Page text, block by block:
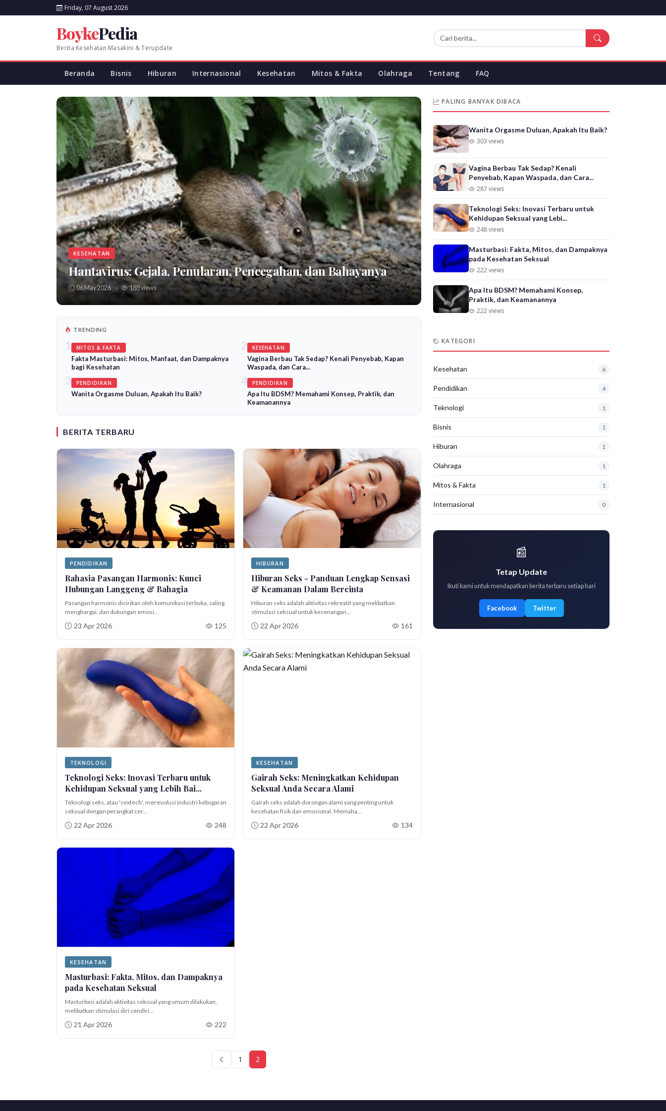
Friday, 07 August 2026
BoykePedia
Berita Kesehatan Masakini & Terupdate
Beranda Bisnis Hiburan Internasional Kesehatan Mitos & Fakta Olahraga Tentang FAQ
KESEHATAN
Hantavirus: Gejala, Penularan, Pencegahan, dan Bahayanya
06 May 2026 · 188 views
TRENDING
MITOS & FAKTA
Fakta Masturbasi: Mitos, Manfaat, dan Dampaknya
bagi Kesehatan
KESEHATAN
Vagina Berbau Tak Sedap? Kenali Penyebab, Kapan
Waspada, dan Cara...
PENDIDIKAN
Wanita Orgasme Duluan, Apakah Itu Baik?
PENDIDIKAN
Apa Itu BDSM? Memahami Konsep, Praktik, dan
Keamanannya
BERITA TERBARU
PENDIDIKAN
Rahasia Pasangan Harmonis: Kunci
Hubungan Langgeng & Bahagia
Pasangan harmonis dicirikan oleh komunikasi terbuka, saling
menghargai, dan dukungan emosi...
23 Apr 2026 125
HIBURAN
Hiburan Seks - Panduan Lengkap Sensasi
& Keamanan Dalam Bercinta
Hiburan seks adalah aktivitas rekreatif yang melibatkan
stimulasi seksual untuk kesenangan...
22 Apr 2026 161
TEKNOLOGI
Teknologi Seks: Inovasi Terbaru untuk
Kehidupan Seksual yang Lebih Bai...
Teknologi seks, atau 'sextech', merevolusi industri kebugaran
seksual dengan perangkat cer...
22 Apr 2026 248
KESEHATAN
Gairah Seks: Meningkatkan Kehidupan
Seksual Anda Secara Alami
Gairah seks adalah dorongan alami yang penting untuk
kesehatan fisik dan emosional. Memaha...
22 Apr 2026 134
KESEHATAN
Masturbasi: Fakta, Mitos, dan Dampaknya
pada Kesehatan Seksual
Masturbasi adalah aktivitas seksual yang umum dilakukan,
melibatkan stimulasi diri sendiri...
21 Apr 2026 222
1 2
PALING BANYAK DIBACA
Wanita Orgasme Duluan, Apakah Itu Baik?
303 views
Vagina Berbau Tak Sedap? Kenali
Penyebab, Kapan Waspada, dan Cara...
287 views
Teknologi Seks: Inovasi Terbaru untuk
Kehidupan Seksual yang Lebi...
248 views
Masturbasi: Fakta, Mitos, dan Dampaknya
pada Kesehatan Seksual
222 views
Apa Itu BDSM? Memahami Konsep,
Praktik, dan Keamanannya
222 views
KATEGORI
Kesehatan 6
Pendidikan 4
Teknologi 1
Bisnis 1
Hiburan 1
Olahraga 1
Mitos & Fakta 1
Internasional 0
📰
Tetap Update
Ikuti kami untuk mendapatkan berita terbaru setiap hari
Facebook Twitter